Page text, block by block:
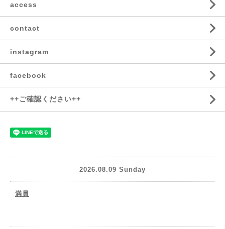
access
contact
instagram
facebook
++ご確認ください++
2026.08.09 Sunday
満員